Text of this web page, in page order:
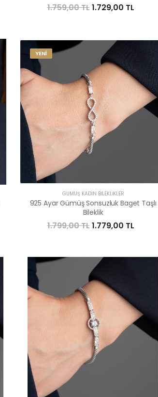
1.759,00 TL1.729,00 TL
YENİ
GÜMÜŞ KADIN BILEKLIKLER
925 Ayar Gümüş Sonsuzluk Baget Taşlı
Bileklik
1.799,00 TL1.779,00 TL